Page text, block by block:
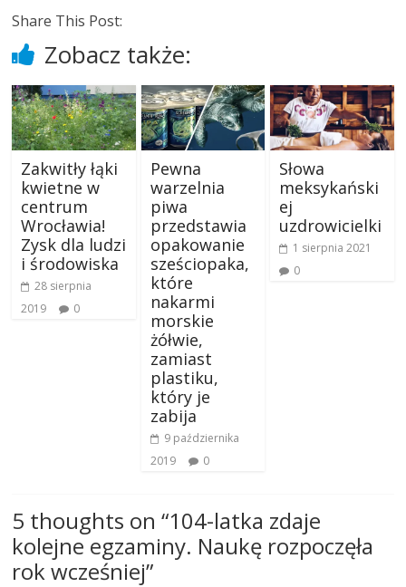
Share This Post:
Zobacz także:
Zakwitły łąki
kwietne w
centrum
Wrocławia!
Zysk dla ludzi
i środowiska
28 sierpnia
2019
0
Pewna
warzelnia
piwa
przedstawia
opakowanie
sześciopaka,
które
nakarmi
morskie
żółwie,
zamiast
plastiku,
który je
zabija
9 października
2019
0
Słowa
meksykański
ej
uzdrowicielki
1 sierpnia 2021
0
5 thoughts on “104-latka zdaje
kolejne egzaminy. Naukę rozpoczęła
rok wcześniej”